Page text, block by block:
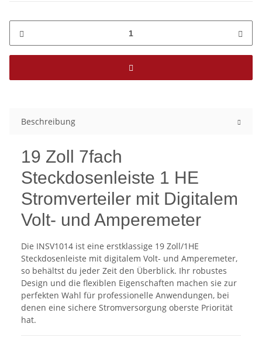
Beschreibung
19 Zoll 7fach
Steckdosenleiste 1 HE
Stromverteiler mit Digitalem
Volt- und Amperemeter
Die INSV1014 ist eine erstklassige 19 Zoll/1HE
Steckdosenleiste mit digitalem Volt- und Amperemeter,
so behältst du jeder Zeit den Überblick. Ihr robustes
Design und die flexiblen Eigenschaften machen sie zur
perfekten Wahl für professionelle Anwendungen, bei
denen eine sichere Stromversorgung oberste Priorität
hat.